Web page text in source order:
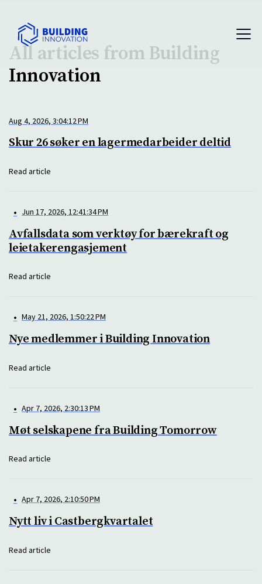
All articles from Building
Innovation
Aug 4, 2026, 3:04:12 PM
Skur 26 søker en lagermedarbeider deltid
Read article
• Jun 17, 2026, 12:41:34 PM
Avfallsdata som verktøy for bærekraft og
leietakerengasjement
Read article
• May 21, 2026, 1:50:22 PM
Nye medlemmer i Building Innovation
Read article
• Apr 7, 2026, 2:30:13 PM
Møt selskapene fra Building Tomorrow
Read article
• Apr 7, 2026, 2:10:50 PM
Nytt liv i Castbergkvartalet
Read article